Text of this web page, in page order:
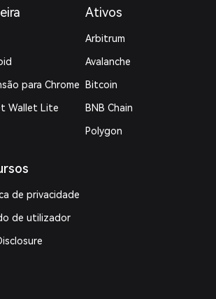
para Chrome
Wallet Lite
de privacidade
de utilizador
Ativos
Arbitrum
Avalanche
Bitcoin
BNB Chain
Polygon